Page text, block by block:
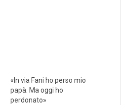
«In via Fani ho perso mio
papà. Ma oggi ho
perdonato»